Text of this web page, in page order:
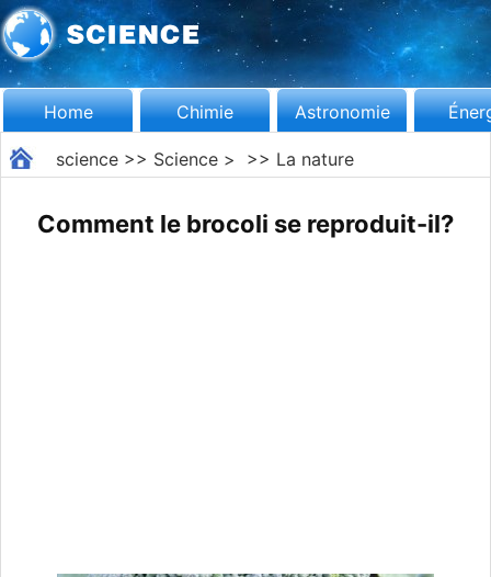
Home Chimie Astronomie
science>> Science> >> La nature
Comment le brocoli se reproduit-il?